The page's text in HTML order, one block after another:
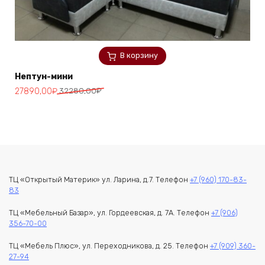
В корзину
Нептун-мини
32280,00₽
Первоначальная
27890,00₽
Текущая
ТЦ «Открытый Материк» ул. Ларина, д.7. Телефон +7 (960) 170-83-
83
ТЦ «Мебельный Базар», ул. Гордеевская, д. 7А. Телефон +7 (906)
356-70-00
ТЦ «Мебель Плюс», ул. Переходникова, д. 25. Телефон +7 (909) 360-
27-94